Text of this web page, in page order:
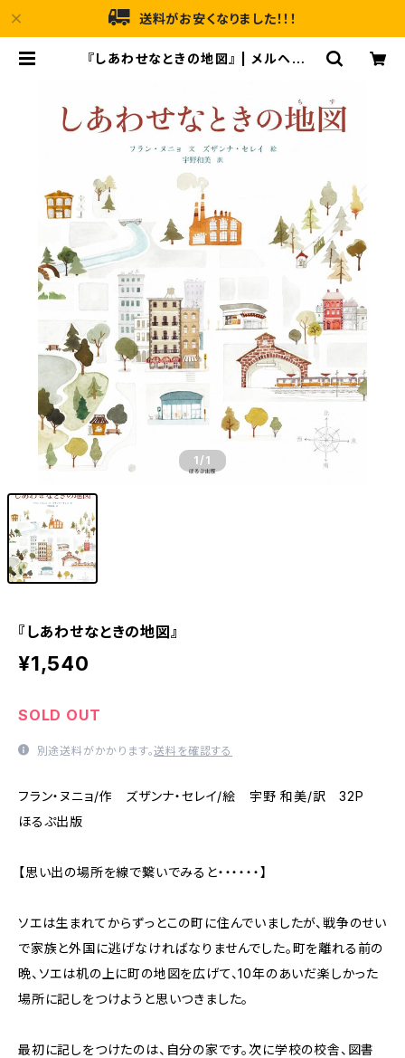
送料がお安くなりました！！！
『しあわせなときの地図』 | メルヘンハ
1 /1
『しあわせなときの地図』
¥1,540
SOLD OUT
別途送料がかかります。送料を確認する
フラン・ヌニョ/作 ズザンナ・セレイ/絵 宇野 和美/訳 32P
ほるぷ出版
【思い出の場所を線で繋いでみると・・・・・・】
ソエは生まれてからずっとこの町に住んでいましたが、戦争のせい
で家族と外国に逃げなければなりませんでした。町を離れる前の
晩、ソエは机の上に町の地図を広げて、10年のあいだ楽しかった
場所に記しをつけようと思いつきました。
最初に記しをつけたのは、自分の家です。次に学校の校舎、図書